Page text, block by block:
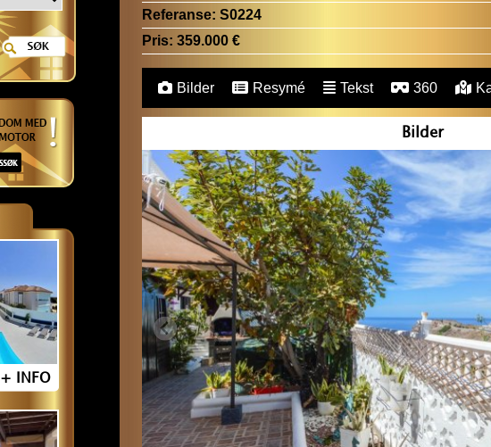
+ INFO
Referanse: S0224
Pris: 359.000 €
Bilder Resymé Tekst 360
Bilder